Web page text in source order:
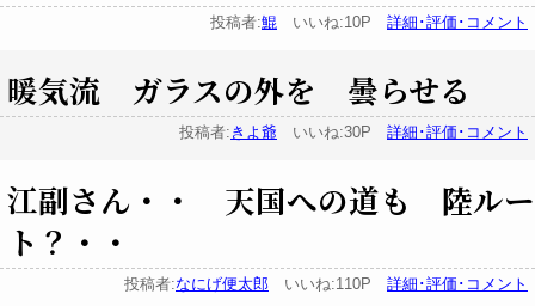
投稿者:鯤 いいね:10P 詳細･評価･コメント
暖気流 ガラスの外を 曇らせる
投稿者: きよ爺 いいね:30P 詳細･評価･コメント
江副さん・・ 天国への道も 陸ルー
ト？・・
投稿者:なにげ便太郎 いいね:110P 詳細･評価･コメント